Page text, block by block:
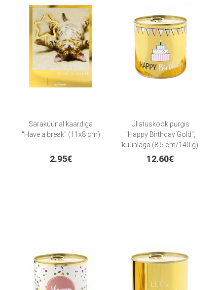
Säraküünal kaardiga
"Have a break" (11x8 cm)
2.95€
Üllatuskook purgis
"Happy Birthday Gold",
küünlaga (8,5 cm/140 g)
12.60€